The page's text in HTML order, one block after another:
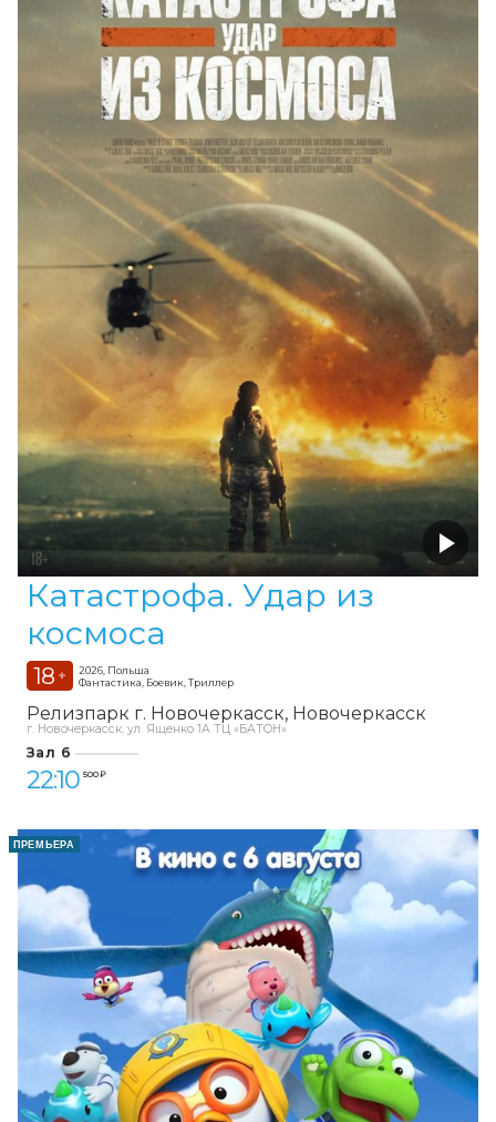
Катастрофа. Удар из
космоса
18 +
2026, Польша
Фантастика, Боевик, Триллер
Релизпарк г. Новочеркасск Новочеркасск
г. Новочеркасск, ул. Ященко 1А ТЦ «БАТОН»
Зал 6
22:10 500 ₽
ПРЕМЬЕРА